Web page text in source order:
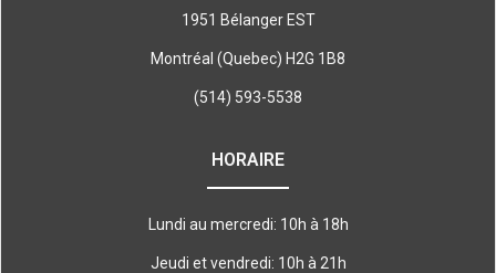
1951 Bélanger EST
Montréal (Quebec) H2G 1B8
(514) 593-5538
HORAIRE
Lundi au mercredi: 10h à 18h
Jeudi et vendredi: 10h à 21h